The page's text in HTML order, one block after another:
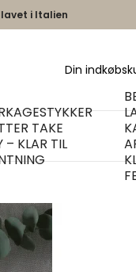
i Italien
Din
TAKE
– KLAR TIL